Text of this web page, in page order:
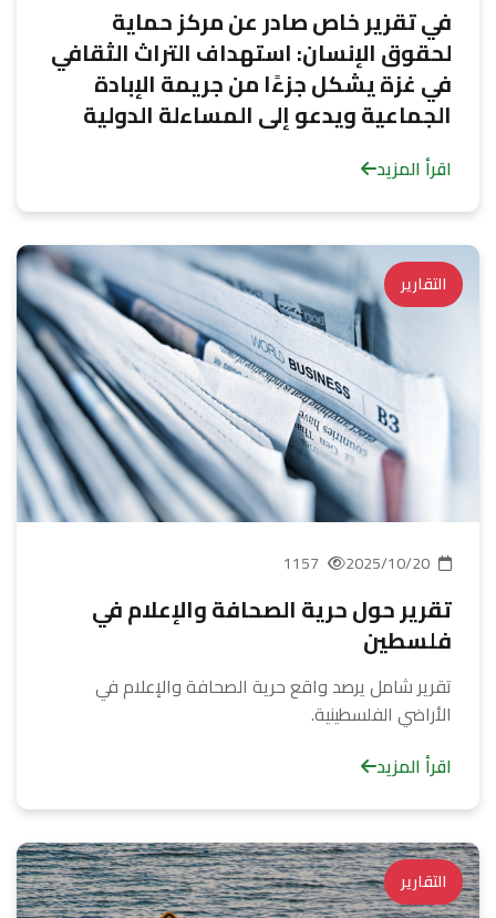
في تقرير خاص صادر عن مركز حماية
لحقوق الإنسان: استهداف التراث الثقافي
في غزة يشكل جزءًا من جريمة الإبادة
الجماعية ويدعو إلى المساءلة الدولية
اقرأ المزيد
التقارير
تقرير حول حرية الصحافة والإعلام في
فلسطين
تقرير شامل يرصد واقع حرية الصحافة والإعلام في
الأراضي الفلسطينية.
اقرأ المزيد
التقارير